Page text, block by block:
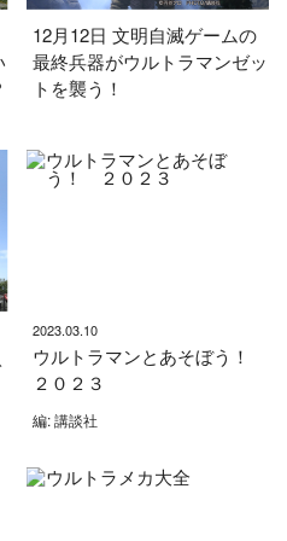
12月12日 文明自滅ゲームの
最終兵器がウルトラマンゼッ
トを襲う！
2023.03.10
ウルトラマンとあそぼう！
２０２３
編: 講談社